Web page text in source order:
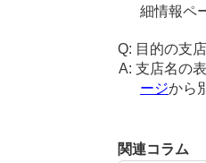
細情報ペ
目的の支
支店名の
ージから
関連コラム